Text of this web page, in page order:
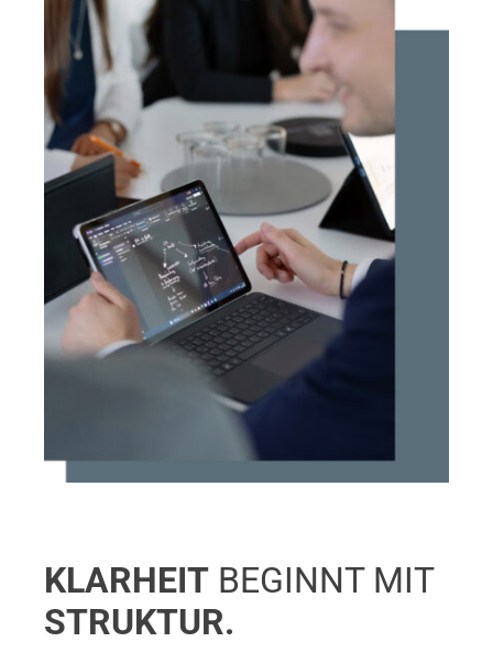
KLARHEITBEGINNT MIT
STRUKTUR.